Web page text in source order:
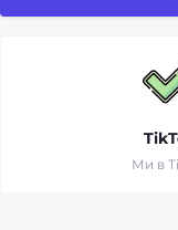
Ми в